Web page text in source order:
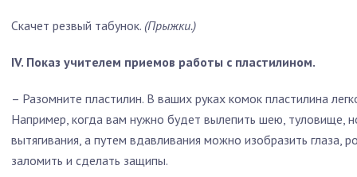
Скачет резвый табунок. (Прыжки.)
IV. Показ учителем приемов работы с пластилином.
– Разомните пластилин. В ваших руках комок пластилина
Например, когда вам нужно будет вылепить шею, туловище,
вытягивания, а путем вдавливания можно изобразить
заломить и сделать защипы.